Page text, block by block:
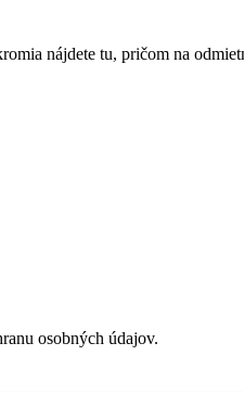
nájdete tu, pričom na
osobných údajov.